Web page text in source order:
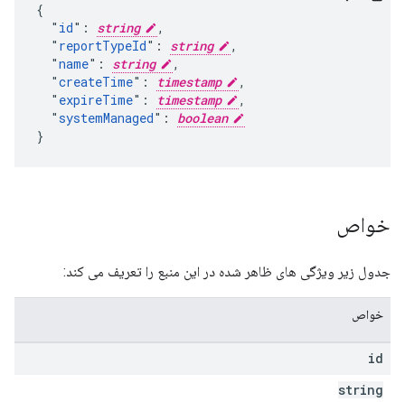
{
  "
id": string
,
  "
reportTypeId": string
,
  "
name": string
,
  "
createTime": timestamp
,
  "
expireTime": timestamp
,
  "
systemManaged": boolean
}
خواص
جدول زیر ویژگی های ظاهر شده در این منبع را تعریف می کند:
خواص
id
string